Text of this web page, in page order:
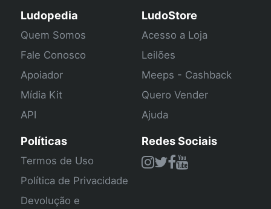
Ludopedia
Quem Somos
Fale Conosco
Apoiador
Mídia Kit
API
LudoStore
Acesso a Loja
Leilões
Meeps - Cashback
Quero Vender
Ajuda
Políticas
Termos de Uso
Política de Privacidade
Devolução e
Redes Sociais